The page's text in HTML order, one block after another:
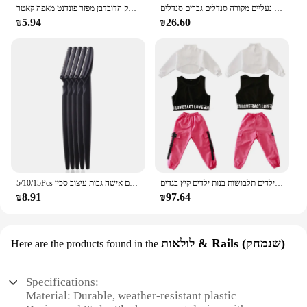
חמאת עוגת קרם כריך מרית חלק הדובדבן מפזר פונדנט מאפה קאטר
₪5.94
בגדי קיץ גברים נעלי פשתן שקופיות מזדמנים שקופיות רב בסגנון לא להחליק הביתה כפכפים נעליים מקורה סנדלים גברים סנדלים pantoufle homme
₪26.60
5/10/15Pcs גבות גוזם איפור כלים בטוח עיניים גבות גילוח פנים גוף שיער הסרת מכונת גילוח להבים אישה גבות עיצוב סכין
₪8.91
בנות בוטיק תלבושות 4 6 8 10 123 14 16 18 שנים היפ הופ נים חולצות ילדים תלבושות בנות ילדים קיץ בגדים
₪97.64
Here are the products found in the לולאות & Rails (שנמחק)
Specifications:
Material: Durable, weather-resistant plastic